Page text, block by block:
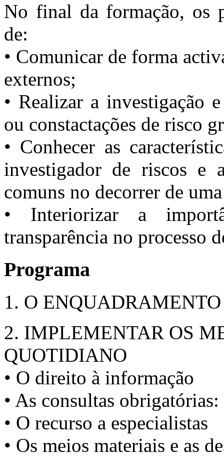
No final da formação, os
de:
• Comunicar de forma
externos;
• Realizar a investigação
ou constactações de risco
• Conhecer as
investigador de riscos e
comuns no decorrer de
• Interiorizar a
transparência no processo
Programa
1. O
2. IMPLEMENTAR OS
QUOTIDIANO
• O direito à informação
• As consultas
• O recurso a especialistas
• Os meios materiais e as